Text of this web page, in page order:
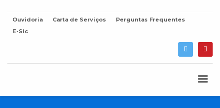
Ouvidoria Carta de Serviços
Perguntas Frequentes
E-Sic